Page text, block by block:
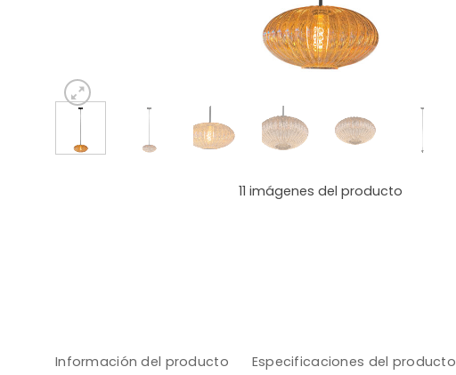
11 imágenes del producto
Información del producto Especificaciones del producto